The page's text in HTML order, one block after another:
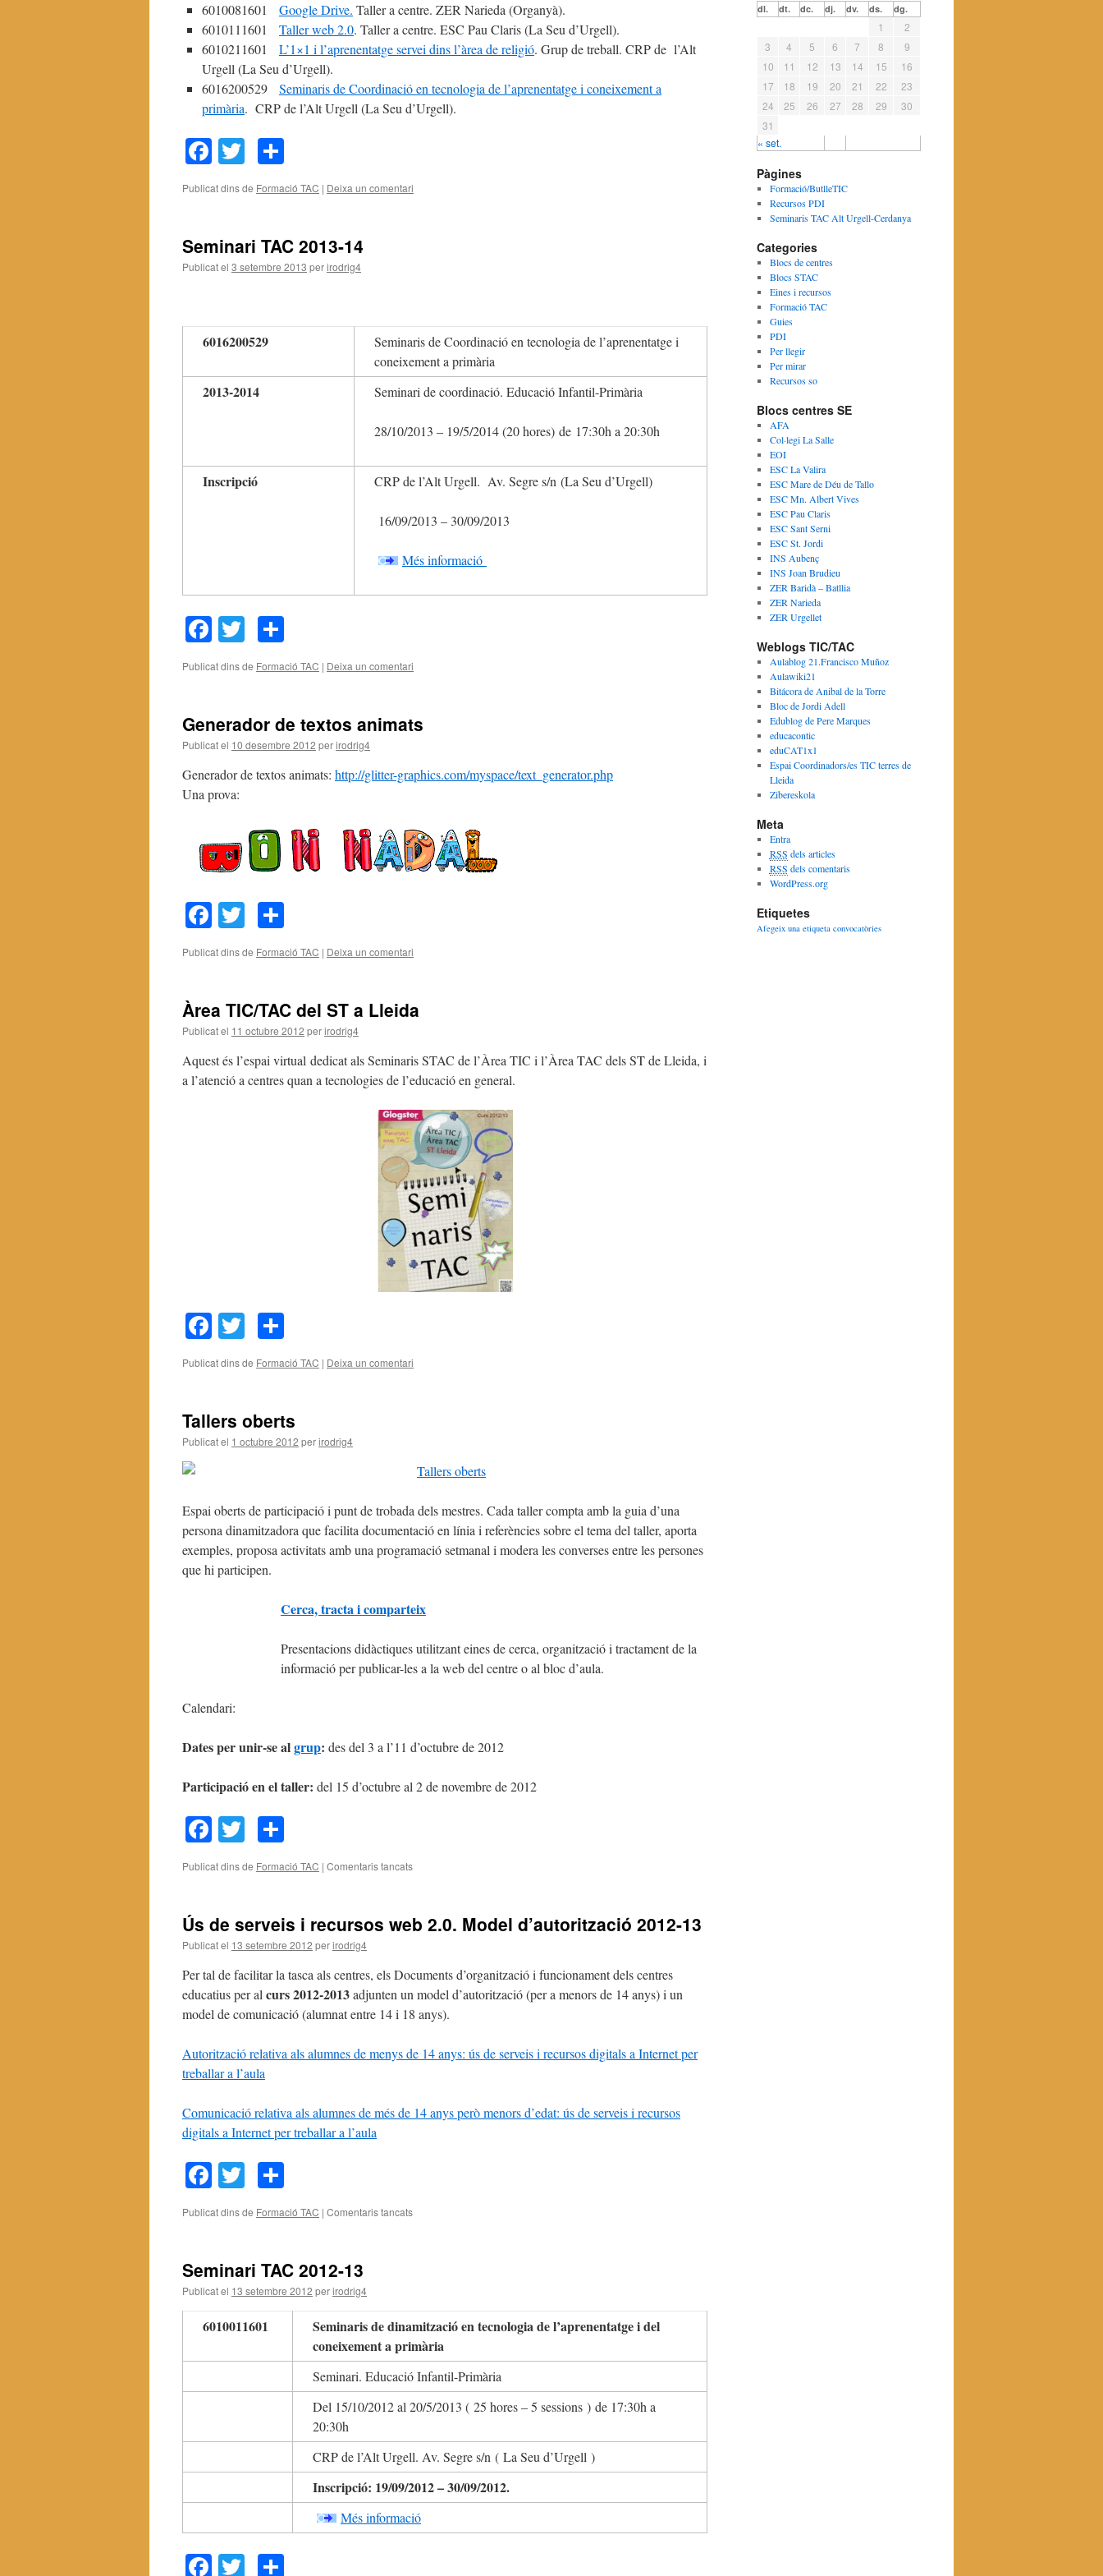
6010081601 Google Drive. Taller a centre. ZER Narieda (Organyà).
6010111601 Taller web 2.0. Taller a centre. ESC Pau Claris (La Seu d’Urgell).
6010211601 L’1×1 i l’aprenentatge servei dins l’àrea de religió. Grup de treball. CRP de l’Alt
Urgell (La Seu d’Urgell).
6016200529 Seminaris de Coordinació en tecnologia de l’aprenentatge i coneixement a
primària. CRP de l’Alt Urgell (La Seu d’Urgell).
Facebook
Twitter
Publicat dins de Formació TAC | Deixa un comentari
Seminari TAC 2013-14
Publicat el 3 setembre 2013 perirodrig4
6016200529
Seminaris de Coordinació en tecnologia de l’aprenentatge i
coneixement a primària
2013-2014 Seminari de coordinació. Educació Infantil-Primària
28/10/2013 – 19/5/2014 (20 hores) de 17:30h a 20:30h
Inscripció CRP de l’Alt Urgell. Av. Segre s/n (La Seu d’Urgell)
16/09/2013 – 30/09/2013
Més informació
Facebook
Twitter
Publicat dins de Formació TAC | Deixa un comentari
Generador de textos animats
Publicat el 10 desembre 2012 perirodrig4
Generador de textos animats: http://glitter-graphics.com/myspace/text_generator.php
Una prova:
Facebook
Twitter
Publicat dins de Formació TAC | Deixa un comentari
Àrea TIC/TAC del ST a Lleida
Publicat el 11 octubre 2012 perirodrig4
Aquest és l’espai virtual dedicat als Seminaris STAC de l’Àrea TIC i l’Àrea TAC dels ST de Lleida, i
a l’atenció a centres quan a tecnologies de l’educació en general.
Facebook
Twitter
Publicat dins de Formació TAC | Deixa un comentari
Tallers oberts
Publicat el 1 octubre 2012 perirodrig4
Espai oberts de participació i punt de trobada dels mestres. Cada taller compta amb la guia d’una
persona dinamitzadora que facilita documentació en línia i referències sobre el tema del taller, aporta
exemples, proposa activitats amb una programació setmanal i modera les converses entre les persones
que hi participen.
Cerca, tracta i comparteix
Presentacions didàctiques utilitzant eines de cerca, organització i tractament de la
informació per publicar-les a la web del centre o al bloc d’aula.
Calendari:
Dates per unir-se algrup: des del 3 a l’11 d’octubre de 2012
Participació en el taller: del 15 d’octubre al 2 de novembre de 2012
Facebook
Twitter
Publicat dins de Formació TAC | Comentaris tancats
Ús de serveis i recursos web 2.0. Model d’autorització 2012-13
Publicat el 13 setembre 2012 perirodrig4
Per tal de facilitar la tasca als centres, els Documents d’organització i funcionament dels centres
educatius per al curs 2012-2013adjunten un model d’autorització (per a menors de 14 anys) i un
model de comunicació (alumnat entre 14 i 18 anys).
Autorització relativa als alumnes de menys de 14 anys: ús de serveis i recursos digitals a Internet per
treballar a l’aula
Comunicació relativa als alumnes de més de 14 anys però menors d’edat: ús de serveis i recursos
digitals a Internet per treballar a l’aula
Facebook
Twitter
Publicat dins de Formació TAC | Comentaris tancats
2.0.
Model
d’autorització
2012-
13
Seminari TAC 2012-13
Publicat el 13 setembre 2012 perirodrig4
6010011601
Seminaris de dinamització en tecnologia de l’aprenentatge i del
coneixement a primària
Seminari. Educació Infantil-Primària
Del 15/10/2012 al 20/5/2013 ( 25 hores – 5 sessions ) de 17:30h a
20:30h
CRP de l’Alt Urgell. Av. Segre s/n ( La Seu d’Urgell )
Inscripció: 19/09/2012 – 30/09/2012.
Més informació
Facebook
Twitter
dl. dt. dc. dj. dv. ds. dg.
« set.
1
2
3
4 5 6 7 8
9
10
11 12 13 14 15
16
17
18 19 20 21 22
23
24
25 26 27 28 29
30
31
Pàgines
Formació/ButlleTIC
Recursos PDI
Seminaris TAC Alt Urgell-Cerdanya
Categories
Blocs de centres
Blocs STAC
Eines i recursos
Formació TAC
Guies
PDI
Per llegir
Per mirar
Recursos so
Blocs centres SE
AFA
Col·legi La Salle
EOI
ESC La Valira
ESC Mare de Déu de Tallo
ESC Mn. Albert Vives
ESC Pau Claris
ESC Sant Serni
ESC St. Jordi
INS Aubenç
INS Joan Brudieu
ZER Baridà – Batllia
ZER Narieda
ZER Urgellet
Weblogs TIC/TAC
Aulablog 21.Francisco Muñoz
Aulawiki21
Bitácora de Anibal de la Torre
Bloc de Jordi Adell
Edublog de Pere Marques
educacontic
eduCAT1x1
Espai Coordinadors/es TIC terres de
Lleida
Zibereskola
Meta
Entra
RSS dels articles
RSS dels comentaris
WordPress.org
Etiquetes
Afegeix una etiqueta convocatòries